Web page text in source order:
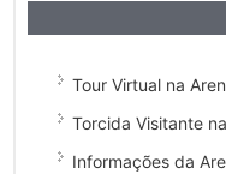
Tour Virtual na
Torcida Visitante
Informações da